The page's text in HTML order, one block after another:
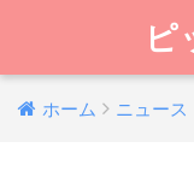
ピ
ホーム ニュース